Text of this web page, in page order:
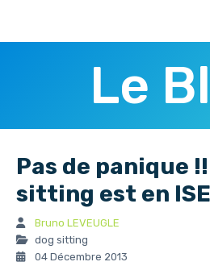
Le
Pas de panique
sitting est en
Bruno LEVEUGLE
dog sitting
04 Décembre 2013